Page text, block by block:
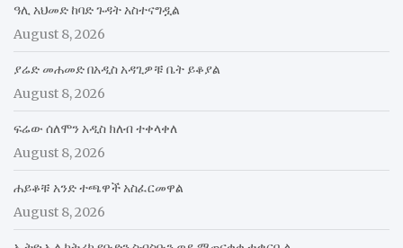
ዓሊ አህመድ ከባድ ጉዳት አስተናግዷል
August 8, 2026
ያሬድ መሐመድ በአዲስ አዳጊዎቹ ቤት ይቆያል
August 8, 2026
ፍሬው ሰለሞን አዲስ ክለብ ተቀላቀለ
August 8, 2026
ሐይቆቹ አንድ ተጫዋች አስፈርመዋል
August 8, 2026